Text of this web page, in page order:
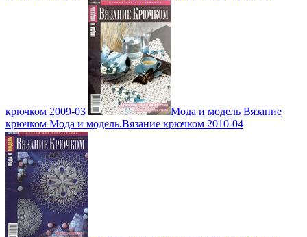
крючком 2009-03
Мода и модель Вязание
крючком Мода и модель.Вязание крючком 2010-04